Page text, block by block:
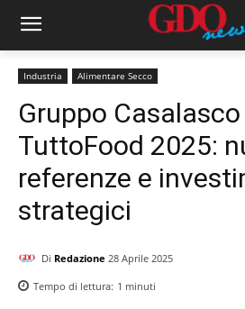
Industria Alimentare Secco
Gruppo
TuttoFood 2025:
referenze e
strategici
Di Redazione 28 Aprile 2025
Tempo di lettura: 1 minuti